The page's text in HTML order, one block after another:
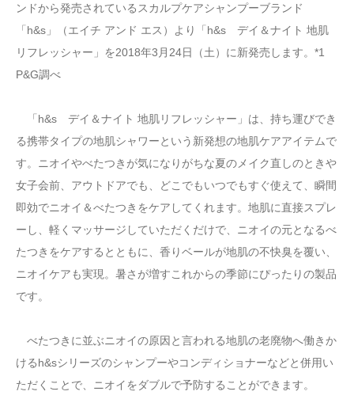
ンドから発売されているスカルプケアシャンプーブランド
「h&s」（エイチ アンド エス）より「h&s デイ＆ナイト 地肌
リフレッシャー」を2018年3月24日（土）に新発売します。*1
P&G調べ
「h&s デイ＆ナイト 地肌リフレッシャー」は、持ち運びでき
る携帯タイプの地肌シャワーという新発想の地肌ケアアイテムで
す。ニオイやべたつきが気になりがちな夏のメイク直しのときや
女子会前、アウトドアでも、どこでもいつでもすぐ使えて、瞬間
即効でニオイ＆べたつきをケアしてくれます。地肌に直接スプレ
ーし、軽くマッサージしていただくだけで、ニオイの元となるべ
たつきをケアするとともに、香りベールが地肌の不快臭を覆い、
ニオイケアも実現。暑さが増すこれからの季節にぴったりの製品
です。
べたつきに並ぶニオイの原因と言われる地肌の老廃物へ働きか
けるh&sシリーズのシャンプーやコンディショナーなどと併用い
ただくことで、ニオイをダブルで予防することができます。